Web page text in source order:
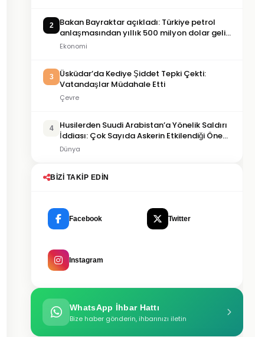
2
Bakan Bayraktar açıkladı: Türkiye petrol
anlaşmasından yıllık 500 milyon dolar gelir
sağlayacak
Ekonomi
3
Üsküdar’da Kediye Şiddet Tepki Çekti:
Vatandaşlar Müdahale Etti
Çevre
4
Husilerden Suudi Arabistan’a Yönelik Saldırı
İddiası: Çok Sayıda Askerin Etkilendiği Öne
Sürüldü
Dünya
BIZI TAKIP EDIN
Facebook Twitter
Instagram
WhatsApp İhbar Hattı
Bize haber gönderin, ihbarınızı iletin